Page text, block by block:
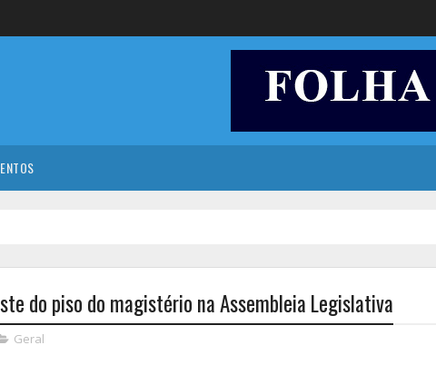
do piso do magistério na Assembleia Legislativa
Geral